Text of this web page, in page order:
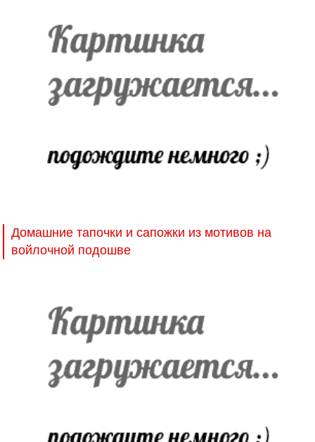
Домашние тапочки и сапожки из мотивов на
войлочной подошве